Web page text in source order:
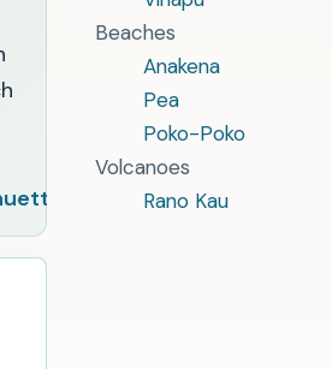
Beaches
Anakena
Pea
Poko-Poko
Volcanoes
Rano Kau